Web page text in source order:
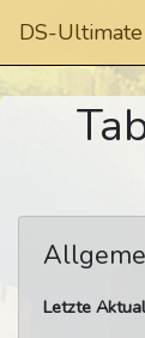
DS-Ultimate
Letzte